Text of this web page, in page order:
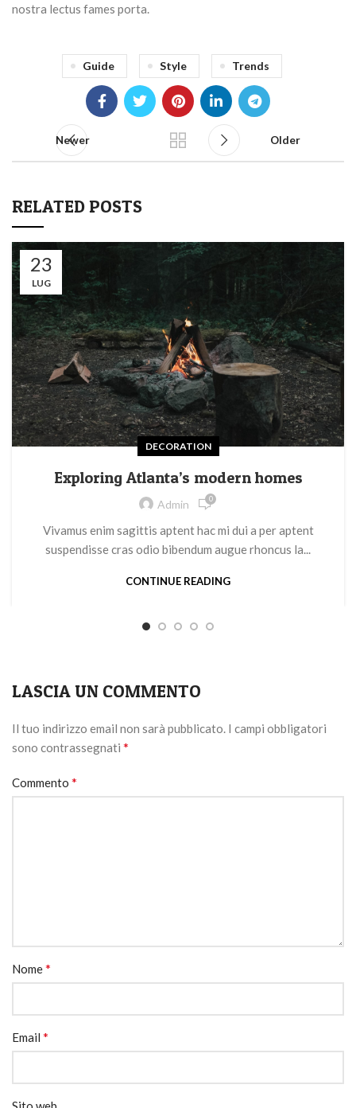
nostra lectus fames porta.
Guide Style Trends
Newer Older
RELATED POSTS
23
LUG
DECORATION
Exploring Atlanta’s modern homes
Admin 0
Vivamus enim sagittis aptent hac mi dui a per aptent
suspendisse cras odio bibendum augue rhoncus la...
CONTINUE READING
LASCIA UN COMMENTO
Il tuo indirizzo email non sarà pubblicato. I campi obbligatori
sono contrassegnati *
Commento *
Nome*
Email *